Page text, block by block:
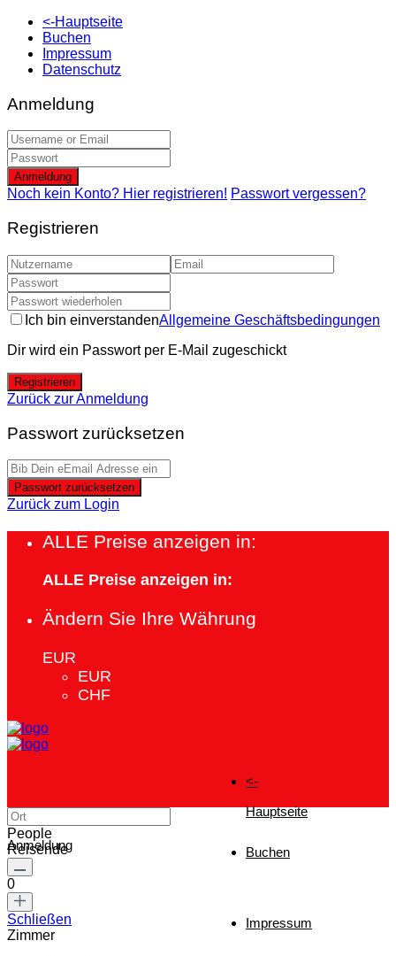
<-Hauptseite
Buchen
Impressum
Datenschutz
Anmeldung
Anmeldung
Noch kein Konto? Hier registrieren! Passwort vergessen?
Registrieren
Ich bin einverstandenAllgemeine Geschäftsbedingungen
Dir wird ein Passwort per E-Mail zugeschickt
Registrieren
Zurück zur Anmeldung
Passwort zurücksetzen
Passwort zurücksetzen
Zurück zum Login
ALLE Preise anzeigen in:
ALLE Preise anzeigen in:
Ändern Sie Ihre Währung
EUR
EUR
CHF
<-
Hauptseite
Buchen
Impressum
Anmeldung
People
Reisende
0
Schließen
Zimmer